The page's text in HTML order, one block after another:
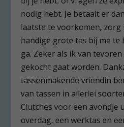
nodig hebt. Je betaalt er
laatste te voorkomen, zorg
handige grote tas bij me te
ga. Zeker als ik van
gekocht gaat worden.
tassenmakende vriendin
van tassen in allerlei
Clutches voor een avondje
overdag, een werktas en